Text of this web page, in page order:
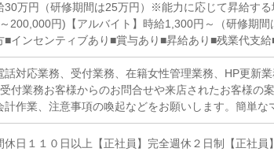
30万円（研修期間は25万円）※能力に応じて昇給す
200,000円)【アルバイト】時給1,300円～（研修期
■インセンティブあり■賞与あり■昇給あり■残業代支給
話対応業務、受付業務、在籍女性管理業務、HP更新
付業務お客様からのお問合せや来店されたお客様の
計作業、注意事項の喚起などをお願いします。簡単な
容を見ながら徐々に覚えていただきますので、未経
イベントや店舗運営など様々な企画を提案していただ
リピート率の向上】【キャストの方の入店数の増加】
休日１１０日以上【正社員】完全週休２日制【正社員